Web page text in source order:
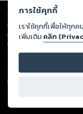
Copyright © 2026
ต่อผลงานหรือเนื้อหาใดที่อัปโ
ทรัพย์สินทางปัญญาของบุคค
ทุกท่านโปรดใช้วิจารณญาณใ
หนึ่งส่วนใดขัดต่อกฎหมายแล
ดำเนินการในทันที ทั้งนี้ ทา
ลิขสิทธิ์ พ.ศ. 2537 (ฉบับล่าสุด)
For support:
Version
การใช้คุกกี้
เราใช้คุกกี้เพื่อให้ทุก
เพิ่มเติม คลิก